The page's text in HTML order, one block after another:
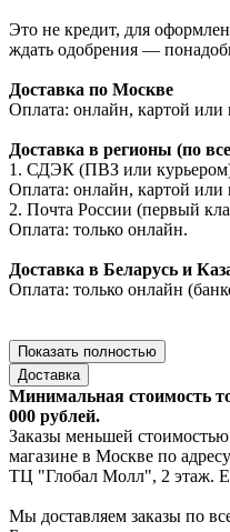
Это не кредит, для
ждать одобрения —
Доставка по Москве
Оплата: онлайн, картой
Доставка в регионы (по
1. СДЭК (ПВЗ или
Оплата: онлайн, картой
2. Почта России (первый
Оплата: только онлайн.
Доставка в Беларусь и
Оплата: только онлайн
Показать полностью
Доставка
Минимальная стоимость
000 рублей.
Заказы меньшей
магазине в Москве по
ТЦ "Глобал Молл", 2 этаж.
Мы доставляем заказы по